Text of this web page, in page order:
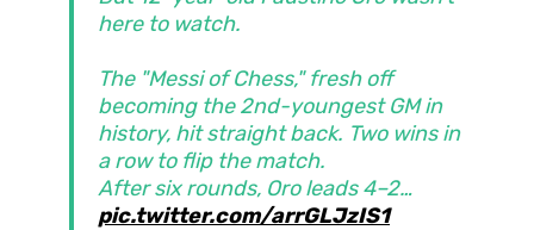
here to watch.
The "Messi of Chess," fresh off
becoming the 2nd-youngest GM in
history, hit straight back. Two wins in
a row to flip the match.
After six rounds, Oro leads 4–2…
pic.twitter.com/arrGLJzIS1